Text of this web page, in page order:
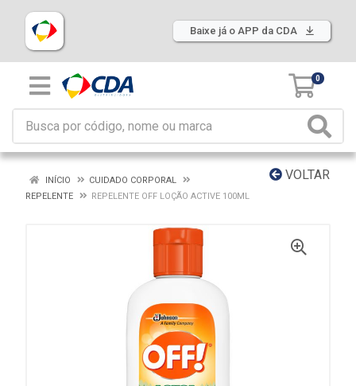
Baixe já o APP da CDA
0
VOLTAR
INÍCIO
CUIDADO CORPORAL
REPELENTE
REPELENTE OFF LOÇÃO ACTIVE 100ML